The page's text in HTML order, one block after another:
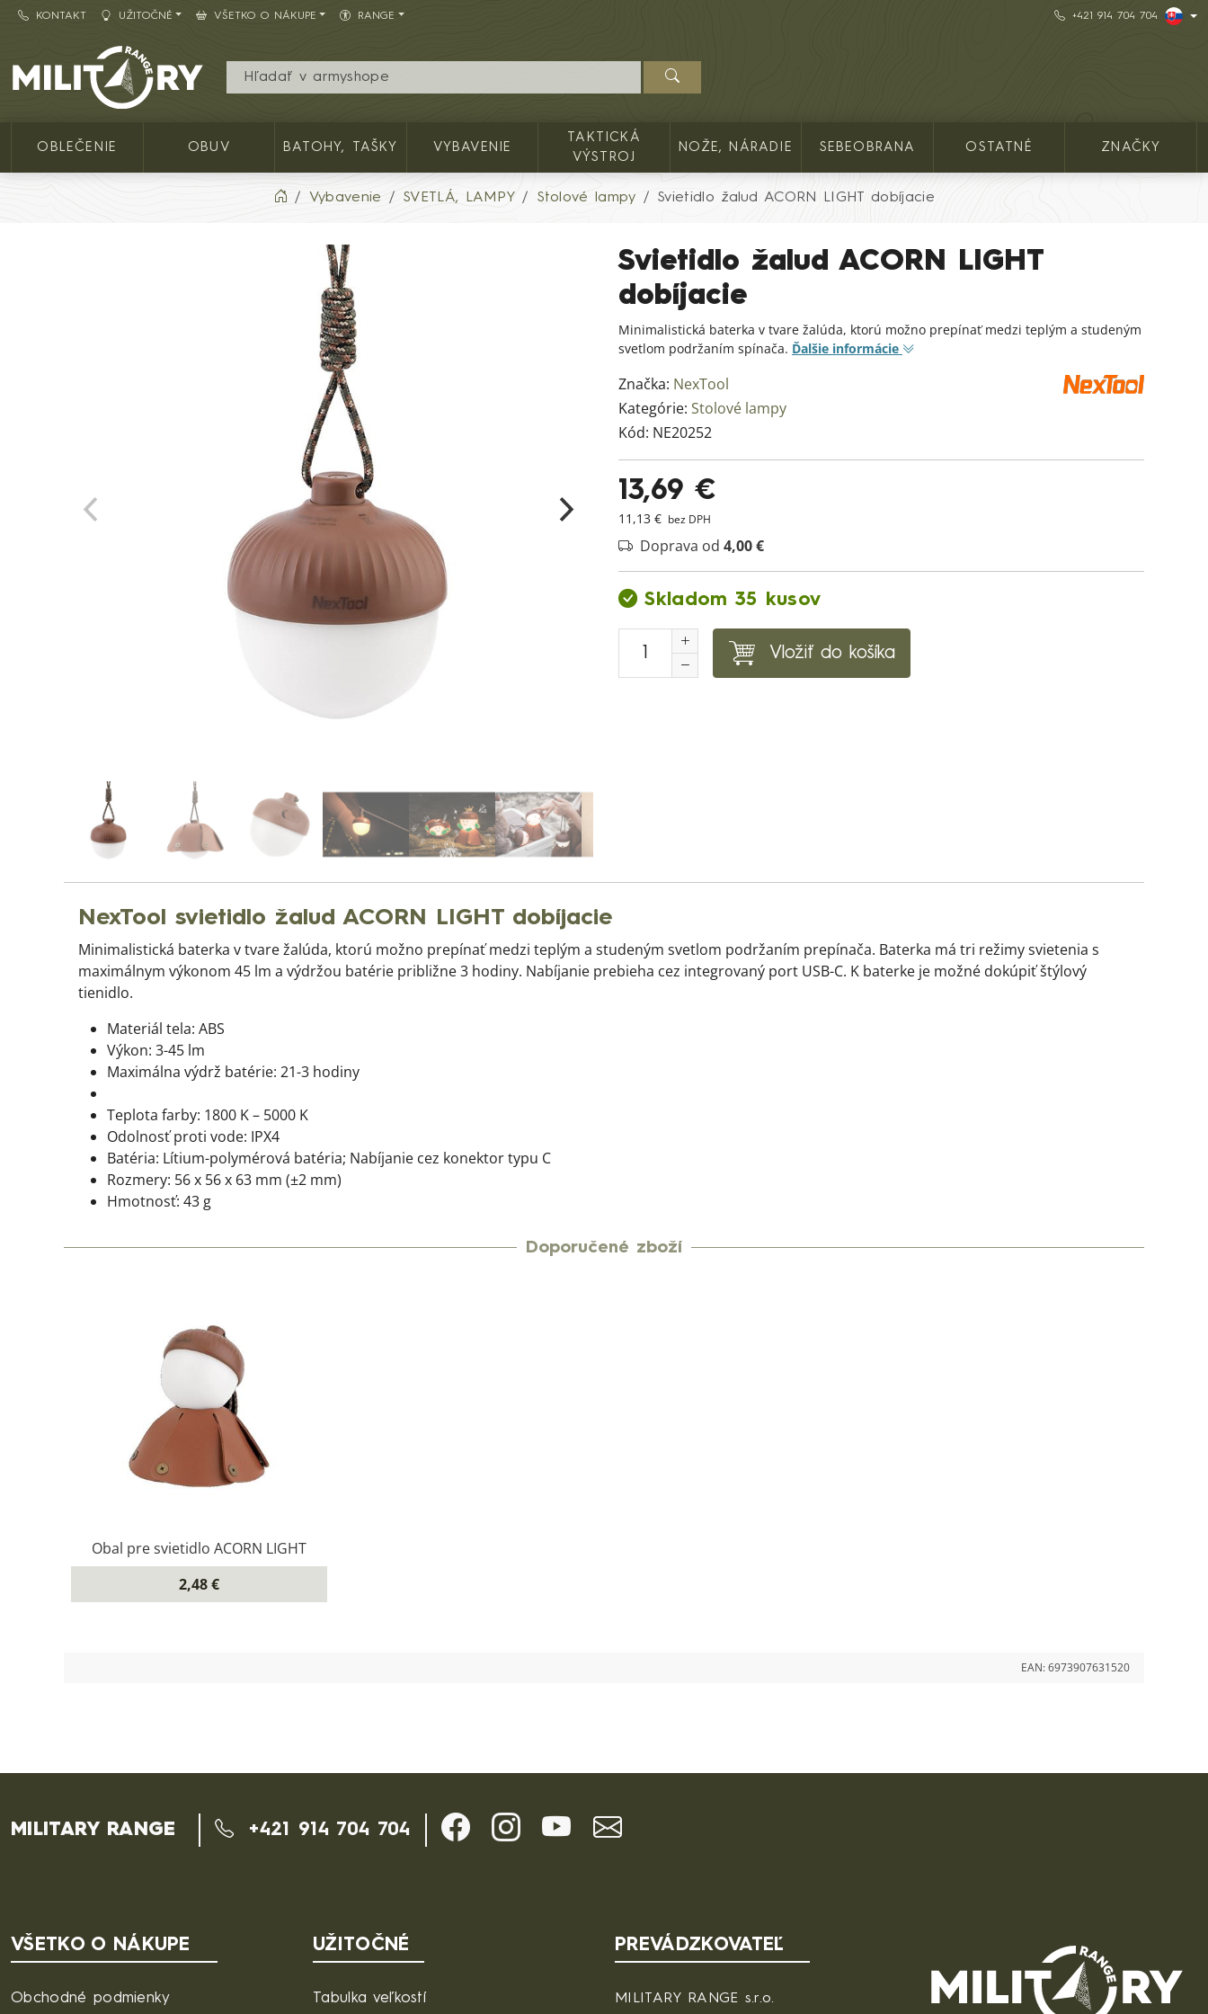
KONTAKT UŽITOČNÉ VŠETKO O NÁKUPE RANGE +421 914 704 704
Army shop MILITARY RANGE SK
OBLEČENIE OBUV BATOHY, TAŠKY VYBAVENIE
TAKTICKÁ
VÝSTROJ
NOŽE, NÁRADIE SEBEOBRANA OSTATNÉ ZNAČKY
Vybavenie SVETLÁ, LAMPY Stolové lampy Svietidlo žalud ACORN LIGHT dobíjacie
Svietidlo žalud ACORN LIGHT
dobíjacie
Minimalistická baterka v tvare žalúda, ktorú možno prepínať medzi teplým a studeným
svetlom podržaním spínača. Ďalšie informácie
Značka: NexTool
Kategórie: Stolové lampy
Kód: NE20252
13,69 €
11,13 € bez DPH
Doprava od 4,00 €
Skladom 35 kusov
Vložiť do košíka
NexTool svietidlo žalud ACORN LIGHT dobíjacie
Minimalistická baterka v tvare žalúda, ktorú možno prepínať medzi teplým a studeným svetlom podržaním prepínača. Baterka má tri režimy svietenia s
maximálnym výkonom 45 lm a výdržou batérie približne 3 hodiny. Nabíjanie prebieha cez integrovaný port USB-C. K baterke je možné dokúpiť štýlový
tienidlo.
Materiál tela: ABS
Výkon: 3-45 lm
Maximálna výdrž batérie: 21-3 hodiny
Teplota farby: 1800 K – 5000 K
Odolnosť proti vode: IPX4
Batéria: Lítium-polymérová batéria; Nabíjanie cez konektor typu C
Rozmery: 56 x 56 x 63 mm (±2 mm)
Hmotnosť: 43 g
Doporučené zboží
Obal pre svietidlo ACORN LIGHT
2,48 €
EAN:6973907631520
MILITARY RANGE +421 914 704 704
VŠETKO O NÁKUPE
Obchodné podmienky
UŽITOČNÉ
Tabulka veľkostí
PREVÁDZKOVATEĽ
MILITARY RANGE s.r.o.